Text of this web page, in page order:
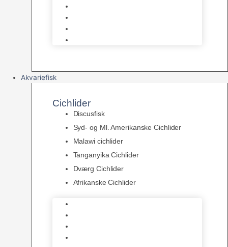
Akvariefisk
Cichlider
Discusfisk
Syd- og Ml. Amerikanske Cichlider
Malawi cichlider
Tanganyika Cichlider
Dværg Cichlider
Afrikanske Cichlider